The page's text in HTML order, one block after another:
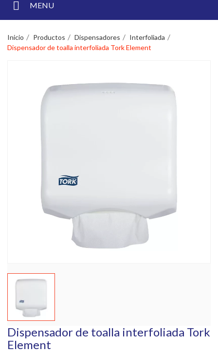
MENU
Inicio Productos Dispensadores
Interfoliada
Dispensador de toalla interfoliada Tork Element
Dispensador de toalla interfoliada Tork
Element